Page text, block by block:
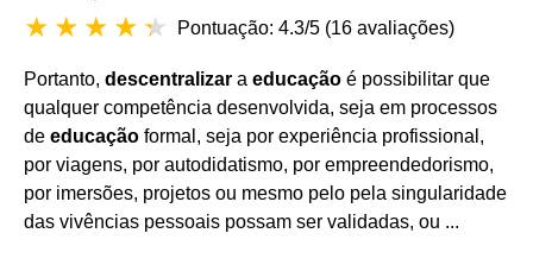
Pontuação: 4.3/5 (16 avaliações)
Portanto, descentralizar a educação é possibilitar que
qualquer competência desenvolvida, seja em processos
de educação formal, seja por experiência profissional,
por viagens, por autodidatismo, por empreendedorismo,
por imersões, projetos ou mesmo pelo pela singularidade
das vivências pessoais possam ser validadas, ou ...